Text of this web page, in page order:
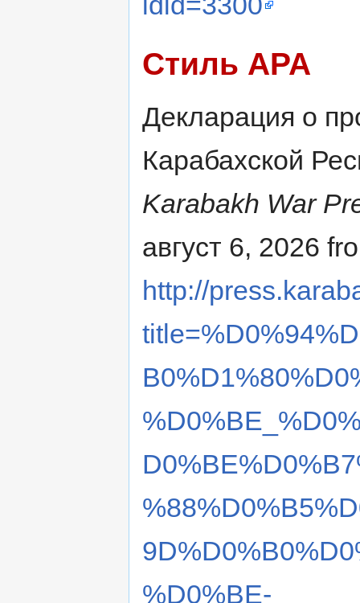
Стиль APA
Декларация о
Карабахской
Karabakh War
август 6, 2026
http://
%D0%BE-